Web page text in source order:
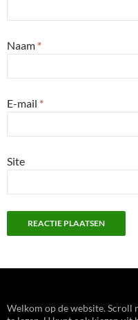
Naam *
E-mail *
Site
Welkom op de website. Scroll